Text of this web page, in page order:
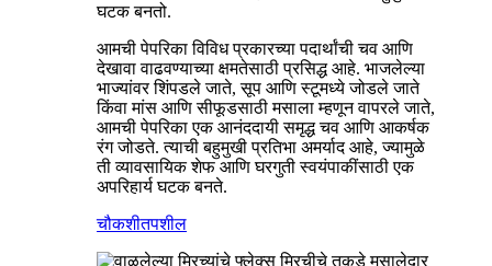
घटक बनतो.
आमची पेपरिका विविध प्रकारच्या पदार्थांची चव आणि
देखावा वाढवण्याच्या क्षमतेसाठी प्रसिद्ध आहे. भाजलेल्या
भाज्यांवर शिंपडले जाते, सूप आणि स्टूमध्ये जोडले जाते
किंवा मांस आणि सीफूडसाठी मसाला म्हणून वापरले जाते,
आमची पेपरिका एक आनंददायी समृद्ध चव आणि आकर्षक
रंग जोडते. त्याची बहुमुखी प्रतिभा अमर्याद आहे, ज्यामुळे
ती व्यावसायिक शेफ आणि घरगुती स्वयंपाकींसाठी एक
अपरिहार्य घटक बनते.
चौकशीतपशील